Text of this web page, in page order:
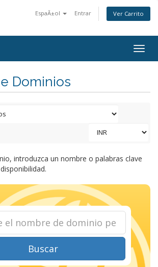
EspaÃ±ol Entrar Ver Carrito
Dominios
introduzca un nombre o palabras clave
Buscar